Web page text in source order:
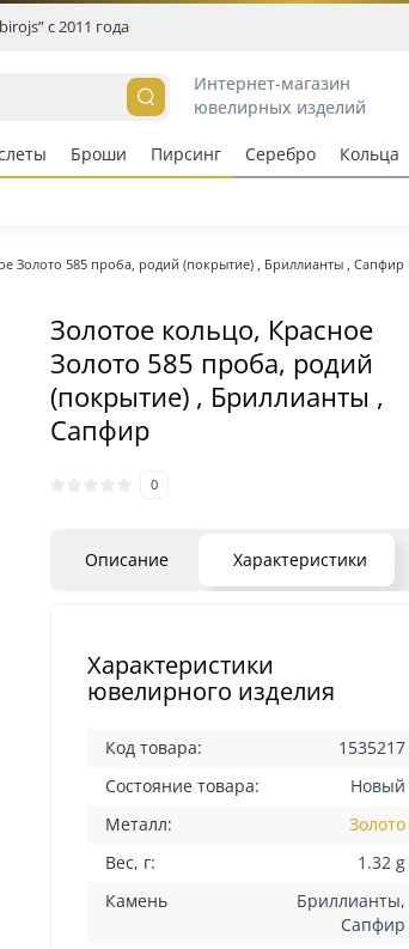
c 2011 года
Интернет-магазин
ювелирных изделий
Броши Пирсинг Серебро Кольцa
Золото 585 проба, родий (покрытие) , Бриллианты , Сапфир
Золотое кольцо, Красное
Золото 585 проба, родий
(покрытие) , Бриллианты ,
Сапфир
0
Описание Характеристики
Характеристики
ювелирного изделия
Код товара:
1535217
Состояние товара:
Новый
Металл:
Золото
Вес, г:
1.32 g
Камень
Бриллианты,
Сапфир